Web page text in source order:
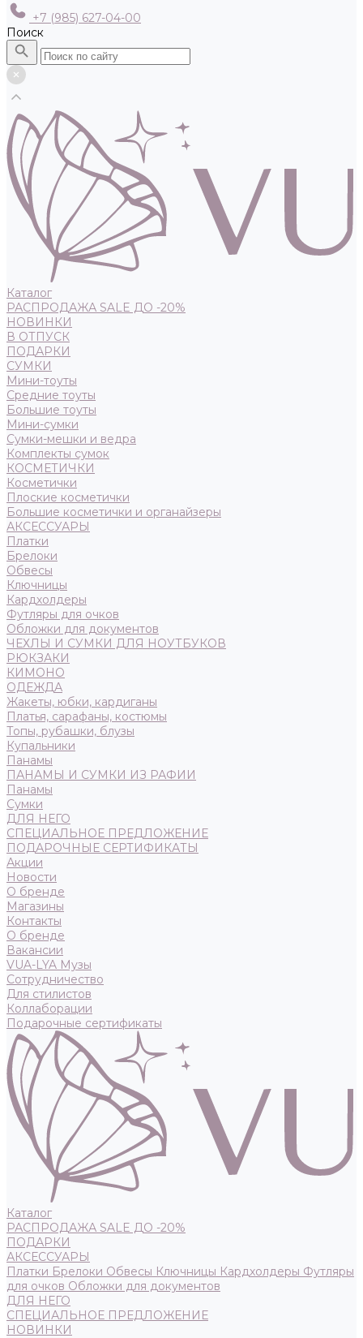
+7 (985) 627-04-00
Поиск
Каталог
РАСПРОДАЖА SALE ДО -20%
НОВИНКИ
В ОТПУСК
ПОДАРКИ
СУМКИ
Мини-тоуты
Средние тоуты
Большие тоуты
Мини-сумки
Сумки-мешки и ведра
Комплекты сумок
КОСМЕТИЧКИ
Косметички
Плоские косметички
Большие косметички и органайзеры
АКСЕССУАРЫ
Платки
Брелоки
Обвесы
Ключницы
Кардхолдеры
Футляры для очков
Обложки для документов
ЧЕХЛЫ И СУМКИ ДЛЯ НОУТБУКОВ
РЮКЗАКИ
КИМОНО
ОДЕЖДА
Жакеты, юбки, кардиганы
Платья, сарафаны, костюмы
Топы, рубашки, блузы
Купальники
Панамы
ПАНАМЫ И СУМКИ ИЗ РАФИИ
Панамы
Сумки
ДЛЯ НЕГО
СПЕЦИАЛЬНОЕ ПРЕДЛОЖЕНИЕ
ПОДАРОЧНЫЕ СЕРТИФИКАТЫ
Акции
Новости
О бренде
Магазины
Контакты
О бренде
Вакансии
VUA-LYA Музы
Сотрудничество
Для стилистов
Коллаборации
Подарочные сертификаты
Каталог
РАСПРОДАЖА SALE ДО -20%
ПОДАРКИ
АКСЕССУАРЫ
Платки Брелоки Обвесы Ключницы Кардхолдеры Футляры
для очков Обложки для документов
ДЛЯ НЕГО
СПЕЦИАЛЬНОЕ ПРЕДЛОЖЕНИЕ
НОВИНКИ